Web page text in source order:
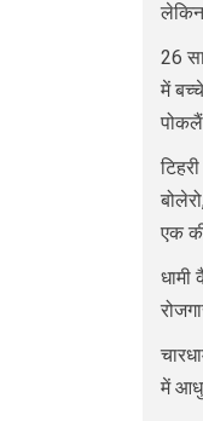
लेकिन
26
में
एक
में